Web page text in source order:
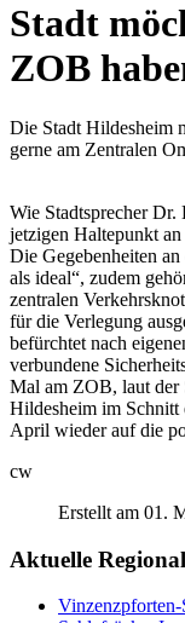
Stadt
ZOB
Die Stadt Hildesheim
gerne am Zentralen
Wie Stadtsprecher
jetzigen Haltepunkt
Die Gegebenheiten an
als ideal“, zudem
zentralen
für die Verlegung
befürchtet nach
verbundene
Mal am ZOB, laut der
Hildesheim im Schnitt
April wieder auf die
cw
Erstellt am 01.
Aktuelle
Vinzenzpforten-